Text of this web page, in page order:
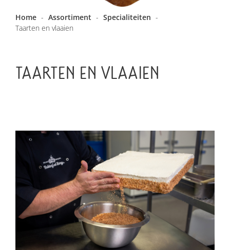
Home - Assortiment - Specialiteiten -
Taarten en vlaaien
TAARTEN EN VLAAIEN